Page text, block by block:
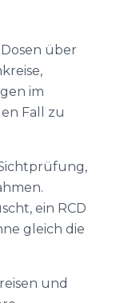
über
im
Fall zu
ein RCD
gleich die
und